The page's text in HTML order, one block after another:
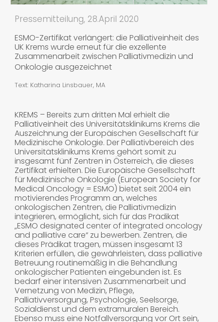
Pressemitteilung, 28.April 2020
ESMO-Zertifikat verlängert: die Palliativeinheit des
UK Krems wurde erneut für die exzellente
Zusammenarbeit zwischen Palliativmedizin und
Onkologie ausgezeichnet
Text: Katharina Linsbauer, MA
KREMS – Bereits zum dritten Mal erhielt die
Palliativeinheit des Universitätsklinikums Krems die
Auszeichnung der Europäischen Gesellschaft für
Medizinische Onkologie. Der Palliativbereich des
Universitätsklinikums Krems gehört somit zu
insgesamt fünf Zentren in Österreich, die dieses
Zertifikat erhielten. Die Europäische Gesellschaft
für Medizinische Onkologie (European Society for
Medical Oncology = ESMO) bietet seit 2004 ein
motivierendes Programm an, welches
onkologischen Zentren, die Palliativmedizin
integrieren, ermöglicht, sich für das Prädikat
„ESMO designated center of integrated oncology
and palliative care“ zu bewerben. Zentren, die
dieses Prädikat tragen, müssen insgesamt 13
Kriterien erfüllen, die gewährleisten, dass palliative
Betreuung routinemäßig in die Behandlung
onkologischer Patienten eingebunden ist. Es
bedarf einer intensiven Zusammenarbeit und
Vernetzung von Medizin, Pflege,
Palliativversorgung, Psychologie, Seelsorge,
Sozialdienst und dem extramuralen Bereich.
Ebenso muss eine Notfallversorgung vor Ort sein,